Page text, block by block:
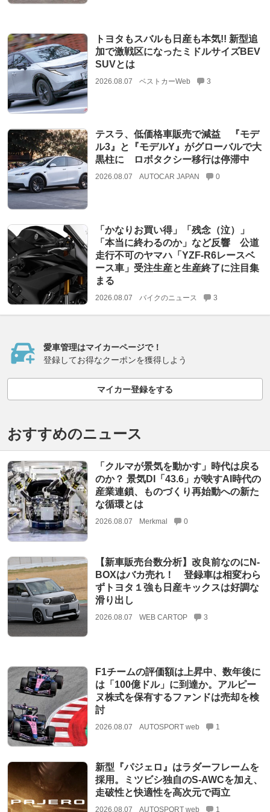
トヨタもスバルも日産も本気!! 新型追
加で激戦区になったミドルサイズBEV
SUVとは
2026.08.07 ベストカーWeb 3
テスラ、低価格車販売で減益 『モデ
ル3』と『モデルY』がグローバルで大
黒柱に ロボタクシー移行は停滞中
2026.08.07 AUTOCAR JAPAN 0
「かなりお買い得」「残念（泣）」
「本当に終わるのか」など反響 公道
走行不可のヤマハ「YZF-R6レースベ
ース車」受注生産と生産終了に注目集
まる
2026.08.07 バイクのニュース 3
愛車管理はマイカーページで！
登録してお得なクーポンを獲得しよう
マイカー登録をする
おすすめのニュース
「クルマが景気を動かす」時代は戻る
のか？ 景気DI「43.6」が映すAI時代の
産業連鎖、ものづくり再始動への新た
な循環とは
2026.08.07 Merkmal 0
【新車販売台数分析】改良前なのにN-
BOXはバカ売れ！ 登録車は相変わら
ずトヨタ１強も日産キックスは好調な
滑り出し
2026.08.07 WEB CARTOP 3
F1チームの評価額は上昇中、数年後に
は「100億ドル」に到達か。アルピー
ヌ株式を保有するファンドは売却を検
討
2026.08.07 AUTOSPORT web 1
新型『パジェロ』はラダーフレームを
採用。ミツビシ独自のS-AWCを加え、
走破性と快適性を高次元で両立
2026.08.07 AUTOSPORT web 1